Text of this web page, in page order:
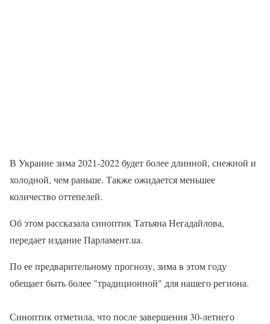
В Украине зима 2021-2022 будет более длинной, снежной и
холодной, чем раньше. Также ожидается меньшее
количество оттепелей.
Об этом рассказала синоптик Татьяна Негадайлова,
передает издание Парламент.ua.
По ее предварительному прогнозу, зима в этом году
обещает быть более "традиционной" для нашего региона.
Синоптик отметила, что после завершения 30-летнего